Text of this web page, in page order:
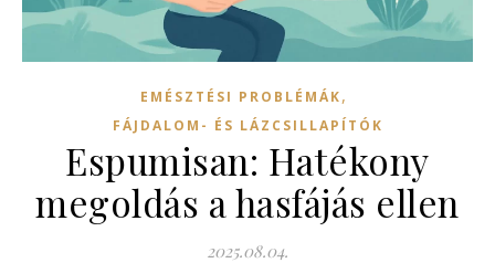
EMÉSZTÉSI PROBLÉMÁK,
FÁJDALOM- ÉS LÁZCSILLAPÍTÓK
Espumisan: Hatékony
megoldás a hasfájás ellen
2025.08.04.